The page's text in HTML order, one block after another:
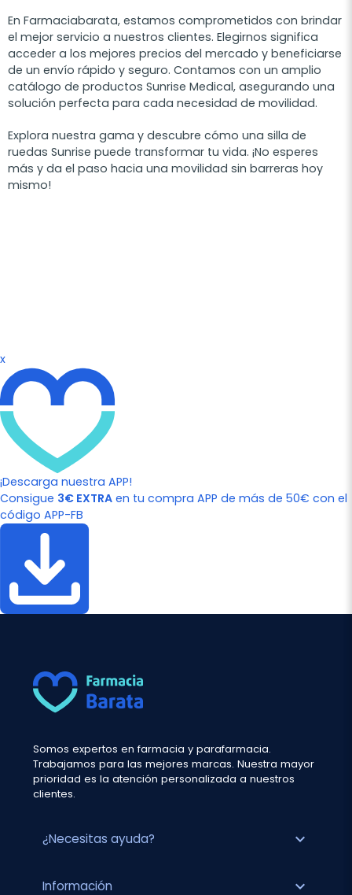
En Farmaciabarata, estamos comprometidos con brindar
el mejor servicio a nuestros clientes. Elegirnos significa
acceder a los mejores precios del mercado y beneficiarse
de un envío rápido y seguro. Contamos con un amplio
catálogo de productos Sunrise Medical, asegurando una
solución perfecta para cada necesidad de movilidad.
Explora nuestra gama y descubre cómo una silla de
ruedas Sunrise puede transformar tu vida. ¡No esperes
más y da el paso hacia una movilidad sin barreras hoy
mismo!
x
¡Descarga nuestra APP!
Consigue 3€ EXTRA en tu compra APP de más de 50€ con el
código APP-FB
Somos expertos en farmacia y parafarmacia.
Trabajamos para las mejores marcas. Nuestra mayor
prioridad es la atención personalizada a nuestros
clientes.
¿Necesitas ayuda? expand_more
Información expand_more